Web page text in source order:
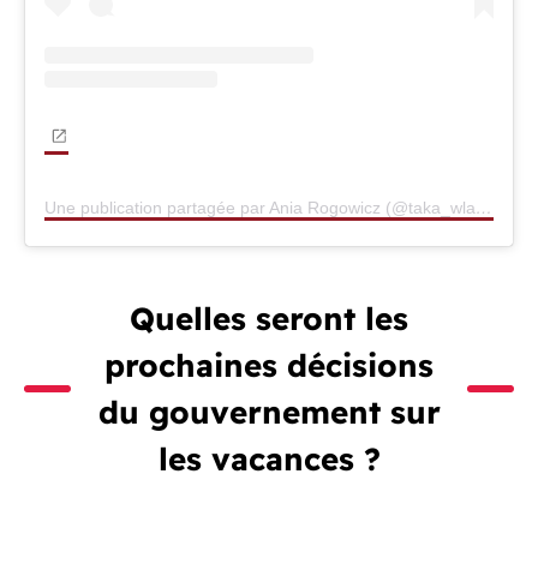
Une publication partagée par Ania Rogowicz (@taka_wlasnie_anna)
Quelles seront les
prochaines décisions
du gouvernement sur
les vacances ?